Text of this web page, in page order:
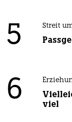
5 Streit
6
viel